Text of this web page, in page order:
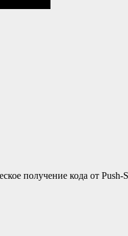
получение кода от